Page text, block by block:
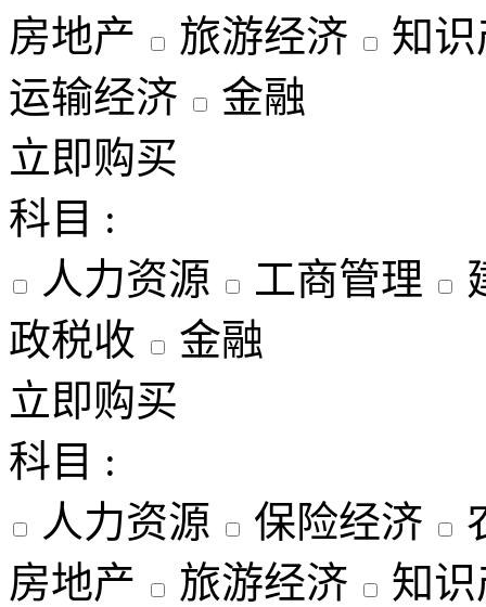
房地产
旅游经济
知
运输经济
金融
立即购买
科目 :
人力资源
工商管理
政税收
金融
立即购买
科目 :
人力资源
保险经济
房地产
旅游经济
知